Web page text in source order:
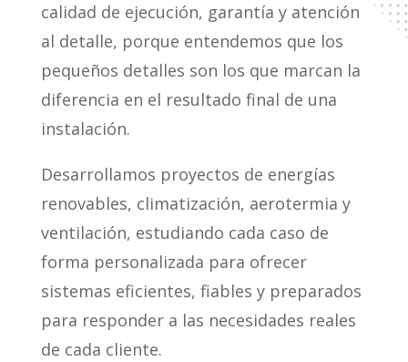
calidad de ejecución, garantía y atención
al detalle, porque entendemos que los
pequeños detalles son los que marcan la
diferencia en el resultado final de una
instalación.
Desarrollamos proyectos de energías
renovables, climatización, aerotermia y
ventilación, estudiando cada caso de
forma personalizada para ofrecer
sistemas eficientes, fiables y preparados
para responder a las necesidades reales
de cada cliente.